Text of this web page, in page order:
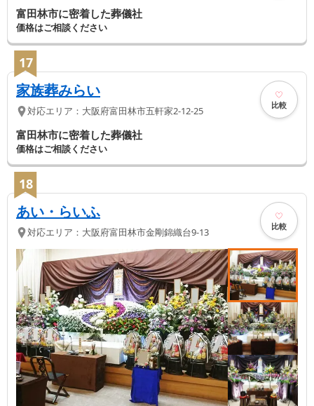
富田林市に密着した葬儀社
価格はご相談ください
17
家族葬みらい
対応エリア： 大阪府富田林市五軒家2-12-25 比較
富田林市に密着した葬儀社
価格はご相談ください
18
あい・らいふ
対応エリア： 大阪府富田林市金剛錦織台9-13 比較